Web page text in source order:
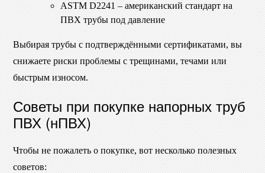
ASTM D2241 – американский стандарт на
ПВХ трубы под давление
Выбирая трубы с подтверждёнными сертификатами, вы
снижаете риски проблемы с трещинами, течами или
быстрым износом.
Советы при покупке напорных труб
ПВХ (нПВХ)
Чтобы не пожалеть о покупке, вот несколько полезных
советов: